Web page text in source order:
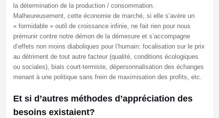
la détermination de la production / consommation.
Malheureusement, cette économie de marché, si elle s’avère un
« formidable » outil de croissance infinie, ne fait rien pour nous
prémunir contre notre démon de la démesure et s’accompagne
d’effets non moins diaboliques pour l’humain: focalisation sur le prix
au détriment de tout autre facteur (qualité, conditions écologiques
ou sociales), biais court-termiste, dépersonnalisation des échanges
menant à une politique sans frein de maximisation des profits, etc.
Et si d’autres méthodes d’appréciation des
besoins existaient?